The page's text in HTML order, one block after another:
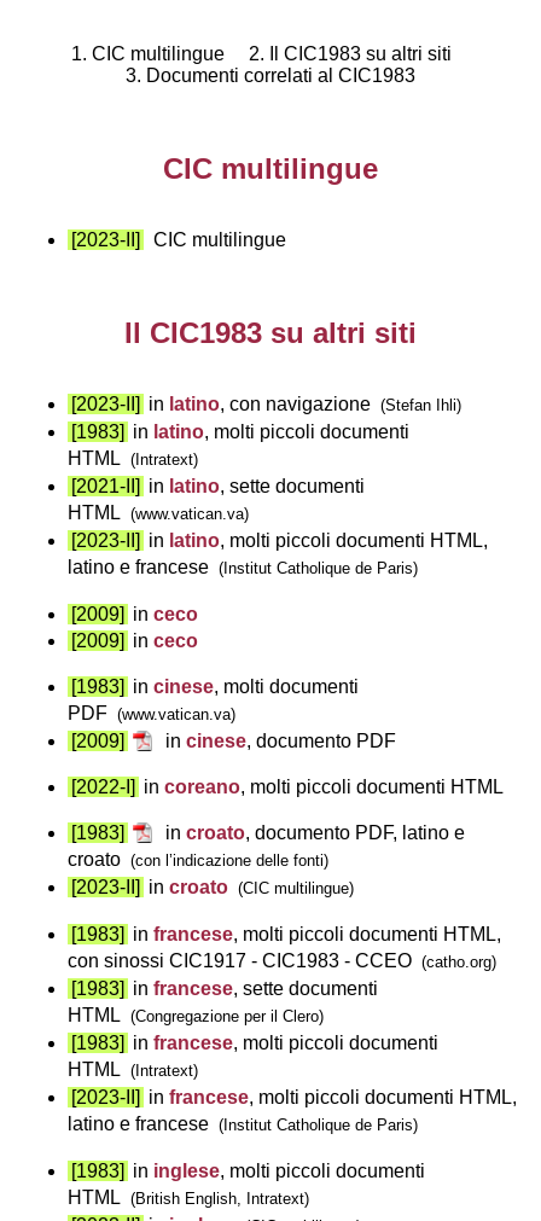
1. CIC multilingue2.
Il CIC1983 su altri siti
3. Documenti correlati al CIC1983
CIC multilingue
[2023-II] CIC multilingue
Il CIC1983 su altri siti
[2023-II] in latino, con navigazione (Stefan Ihli)
[1983] in latino, molti piccoli documenti
HTML (Intratext)
[2021-II] in latino, sette documenti
HTML (www.vatican.va)
[2023-II] in latino, molti piccoli documenti HTML,
latino e francese (Institut Catholique de Paris)
[2009] inceco
[2009] inceco
[1983] incinese, molti documenti
PDF (www.vatican.va)
[2009] incinese, documento PDF
[2022-I] incoreano, molti piccoli documenti HTML
[1983] incroato, documento PDF, latino e
croato (con l’indicazione delle fonti)
[2023-II] incroato (CIC multilingue)
[1983] infrancese, molti piccoli documenti HTML,
con sinossi CIC1917 - CIC1983 - CCEO (catho.org)
[1983] infrancese, sette documenti
HTML (Congregazione per il Clero)
[1983] infrancese, molti piccoli documenti
HTML (Intratext)
[2023-II] infrancese, molti piccoli documenti HTML,
latino e francese (Institut Catholique de Paris)
[1983] in inglese, molti piccoli documenti
HTML (British English, Intratext)